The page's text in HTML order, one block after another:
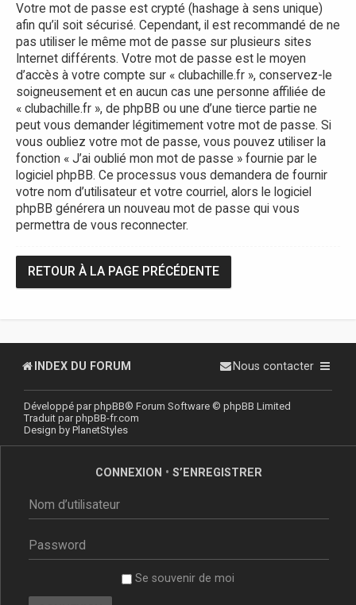
Votre mot de passe est crypté (hashage à sens unique)
afin qu’il soit sécurisé. Cependant, il est recommandé de ne
pas utiliser le même mot de passe sur plusieurs sites
Internet différents. Votre mot de passe est le moyen
d’accès à votre compte sur « clubachille.fr », conservez-le
soigneusement et en aucun cas une personne affiliée de
« clubachille.fr », de phpBB ou une d’une tierce partie ne
peut vous demander légitimement votre mot de passe. Si
vous oubliez votre mot de passe, vous pouvez utiliser la
fonction « J’ai oublié mon mot de passe » fournie par le
logiciel phpBB. Ce processus vous demandera de fournir
votre nom d’utilisateur et votre courriel, alors le logiciel
phpBB générera un nouveau mot de passe qui vous
permettra de vous reconnecter.
RETOUR À LA PAGE PRÉCÉDENTE
INDEX DU FORUM Nous contacter
Développé parphpBB® Forum Software © phpBB Limited
Traduit parphpBB-fr.com
Design by PlanetStyles
CONNEXION • S’ENREGISTRER
Se souvenir de moi